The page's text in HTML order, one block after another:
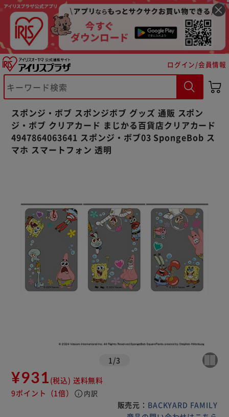
ログイン/会員情報
スポンジ・ボブ スポンジボブ グッズ 通販 スポン
ジ・ボブ クリアカード まじかる百貨店クリアカード
4947864063641 スポンジ・ボブ03 SpongeBob ス
マホ スマートフォン 透明
1 /3
¥931 (税込) 送料無料
9ポイント （1倍） info 内訳
販売元： BACKYARD FAMILY
※ご確認ください
カートに入れる 購入手続きへ